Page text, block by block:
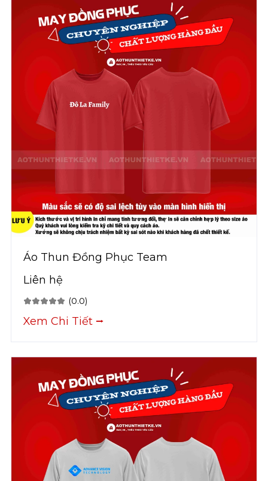
Áo Thun Đồng Phục Team
Liên hệ
(0.0)
Xem Chi Tiết ⭢